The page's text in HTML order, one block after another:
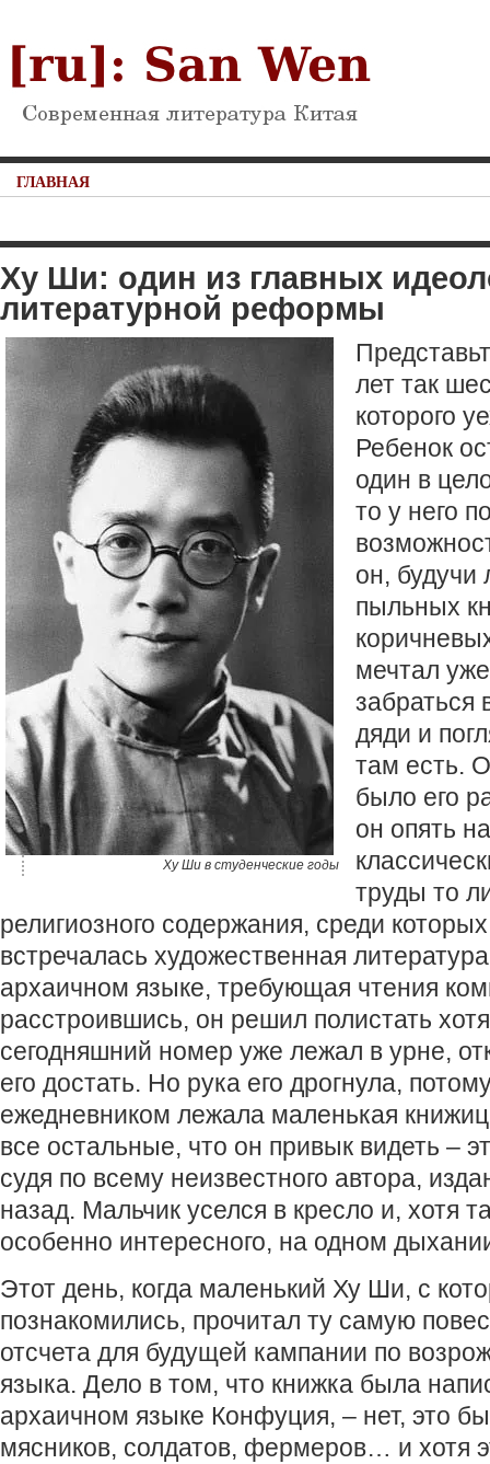
ГЛАВНАЯ
Ху Ши: один из главных
литературной реформы
Ху Ши в студенческие годы
лет так
которого
Ребенок
один в
то у него
он,
пыльных
мечтал
забраться
дяди и
там есть.
было его
он опять
труды то
религиозного содержания, среди
встречалась художественная
архаичном языке, требующая чтения
расстроившись, он решил полистать
сегодняшний номер уже лежал в урне,
его достать. Но рука его дрогнула,
ежедневником лежала маленькая
все остальные, что он привык видеть –
судя по всему неизвестного автора,
назад. Мальчик уселся в кресло и, хотя
особенно интересного, на одном
Этот день, когда маленький Ху Ши, с
познакомились, прочитал ту самую
отсчета для будущей кампании по
языка. Дело в том, что книжка была
архаичном языке Конфуция, – нет, это
мясников, солдатов, фермеров… и хотя